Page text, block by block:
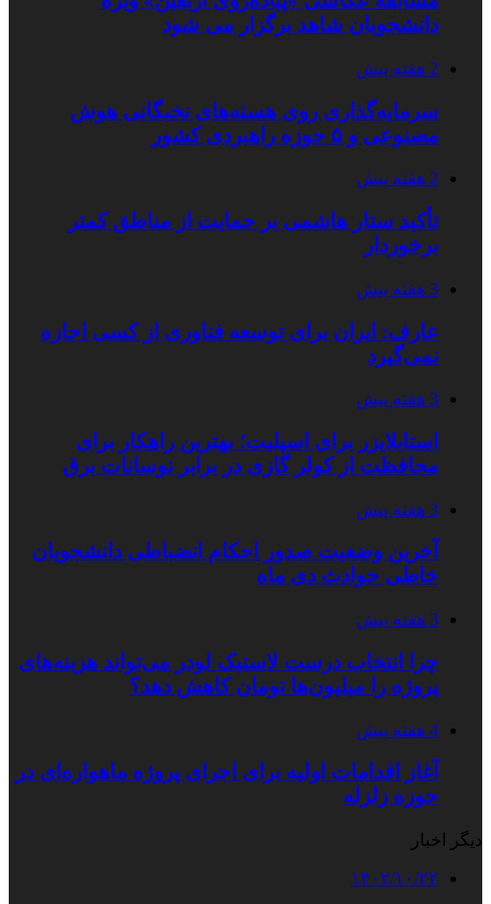
دانشجویان شاهد برگزار می شود
2 هفته پیش
سرمایه‌گذاری روی هسته‌های نخبگانی هوش
مصنوعی و ۵ حوزه راهبردی کشور
2 هفته پیش
تأکید ستار هاشمی بر حمایت از مناطق کمتر
برخوردار
3 هفته پیش
عارف: ایران برای توسعه فناوری از کسی اجازه
نمی‌گیرد
3 هفته پیش
استابلایزر برای اسپلیت؛ بهترین راهکار برای
محافظت از کولر گازی در برابر نوسانات برق
3 هفته پیش
آخرین وضعیت صدور احکام انضباطی دانشجویان
خاطی حوادث دی ماه
3 هفته پیش
چرا انتخاب درست لاستیک لودر می‌تواند هزینه‌های
پروژه را میلیون‌ها تومان کاهش دهد؟
4 هفته پیش
آغاز اقدامات اولیه برای اجرای پروژه ماهواره‌ای در
حوزه زلزله
دیگر اخبار
۱۴۰۲/۱۰/۲۲